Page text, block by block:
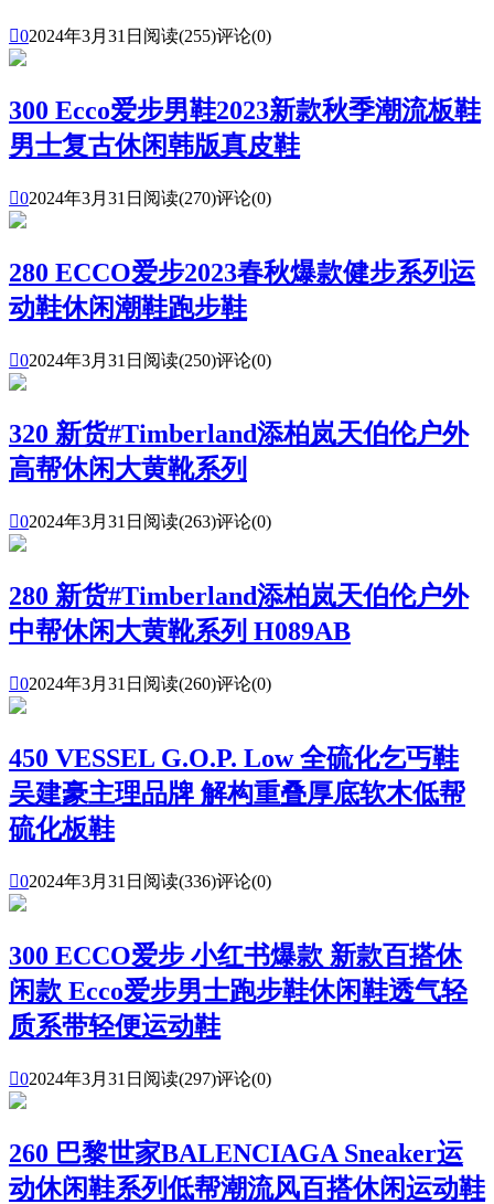
02024年3月31日 阅读(255)评论(0)
300 Ecco爱步男鞋2023新款秋季潮流板鞋
男士复古休闲韩版真皮鞋
02024年3月31日 阅读(270)评论(0)
280 ECCO爱步2023春秋爆款健步系列运
动鞋休闲潮鞋跑步鞋
02024年3月31日 阅读(250)评论(0)
320 新货#Timberland添柏岚天伯伦户外
高帮休闲大黄靴系列
02024年3月31日 阅读(263)评论(0)
280 新货#Timberland添柏岚天伯伦户外
中帮休闲大黄靴系列 H089AB
02024年3月31日 阅读(260)评论(0)
450 VESSEL G.O.P. Low 全硫化乞丐鞋
吴建豪主理品牌 解构重叠厚底软木低帮
硫化板鞋
02024年3月31日 阅读(336)评论(0)
300 ECCO爱步 小红书爆款 新款百搭休
闲款 Ecco爱步男士跑步鞋休闲鞋透气轻
质系带轻便运动鞋
02024年3月31日 阅读(297)评论(0)
260 巴黎世家BALENCIAGA Sneaker运
动休闲鞋系列低帮潮流风百搭休闲运动鞋